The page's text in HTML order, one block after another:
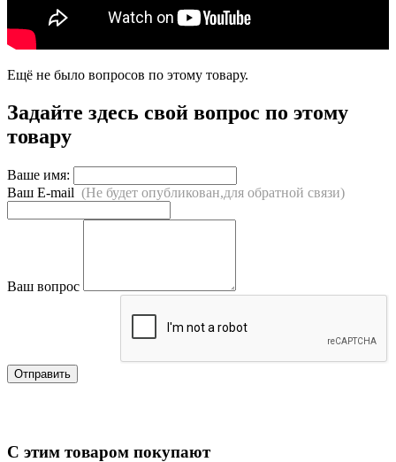
Ещё не было вопросов по этому товару.
Задайте здесь свой вопрос по этому
товару
Ваше имя:
Ваш E-mail (Не будет опубликован,для обратной связи)
Ваш вопрос
Отправить
С этим товаром покупают